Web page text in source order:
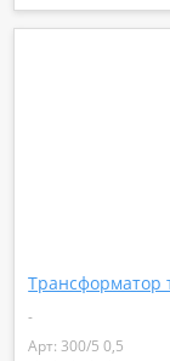
Трансформатор
-
Арт: 300/5 0,5